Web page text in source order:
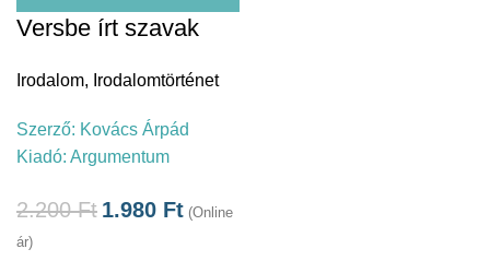
Versbe írt szavak
Irodalom, Irodalomtörténet
Szerző: Kovács Árpád
Kiadó: Argumentum
2.200Ft 1.980 Ft (Online
ár)